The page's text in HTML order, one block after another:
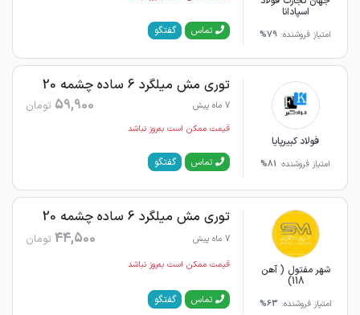
اسپادانا
امتیاز فروشنده: 79% تماس گفتگو
فولاد کبیرپایا
امتیاز فروشنده: 81%
توری مش میلگرد 6 ساده چشمه 20
7 ماه پیش 59,900 تومان
قیمت ممکن است به‌روز نباشد
تماس گفتگو
شهر مفتول ( آهن
118)
امتیاز فروشنده: 63%
توری مش میلگرد 6 ساده چشمه 20
7 ماه پیش 44,500 تومان
قیمت ممکن است به‌روز نباشد
تماس گفتگو